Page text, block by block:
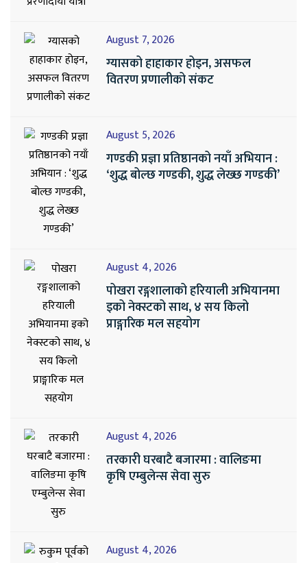
August 7, 2026
ग्यासको हाहाकार होइन, असफल
वितरण प्रणालीको संकट
August 5, 2026
गण्डकी प्रज्ञा प्रतिष्ठानको नयाँ अभियान :
‘शुद्ध बोल्छ गण्डकी, शुद्ध लेख्छ गण्डकी’
August 4, 2026
पोखरा रङ्गशालाको हरियाली अभियानमा
इको नेक्स्टको साथ, ४ सय किलो
प्राङ्गारिक मल सहयोग
August 4, 2026
तरकारी घरबाटै बजारमा : वालिङमा
कृषि एम्बुलेन्स सेवा सुरु
August 4, 2026